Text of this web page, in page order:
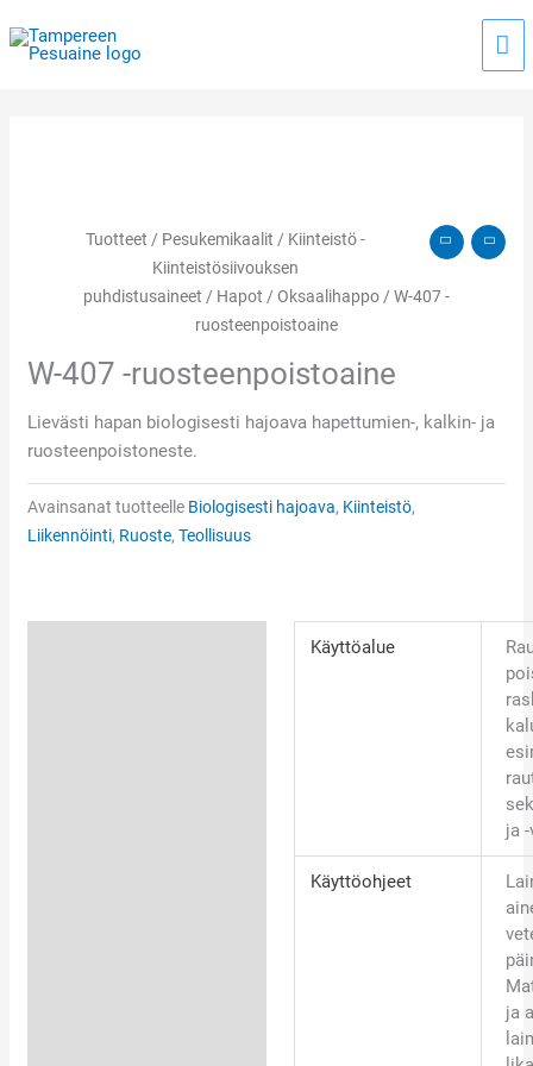
sisältöön
Tuotteet / Pesukemikaalit / Kiinteistö -
Kiinteistösiivouksen
puhdistusaineet / Hapot / Oksaalihappo / W-407 -
ruosteenpoistoaine
W-407 -ruosteenpoistoaine
Lievästi hapan biologisesti hajoava hapettumien-, kalkin- ja
ruosteenpoistoneste.
Avainsanat tuotteelle Biologisesti hajoava, Kiinteistö,
Liikennöinti, Ruoste,Teollisuus
Käyttöalue
ja
Käyttöohjeet
ja